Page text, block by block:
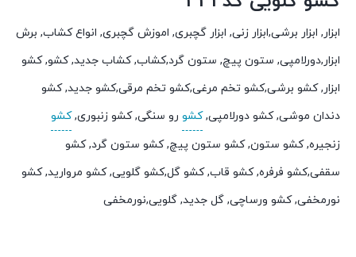
ابزار, ابزار برشی,ابزار زنی, ابزار گچبری, اموزش گچبری, انواع کشاب, برش
ابزار,دورلامپی, ستون پیچ, ستون گرد,کشاب, کشاب جدید, کشو, کشو
ابزار, کشو برشی,کشو تخم مرغی,کشو تخم مرقی,کشو جدید, کشو
دندان موشی, کشو دورلامپی,کشو رو سنگی, کشو زنبوری,کشو
زنجیره, کشو ستون, کشو ستون پیچ, کشو ستون گرد, کشو
سقفی,کشو فرفره, کشو قاب, کشو گل,کشو گلویی, کشو مروارید, کشو
نورمخفی, کشو ورساچی, گل جدید, گلویی,نورمخفی